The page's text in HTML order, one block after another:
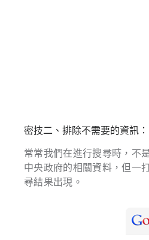
密技二、排除不需要的資訊：
常常我們在進行搜尋時，不
中央政府的相關資料，但一
尋結果出現。